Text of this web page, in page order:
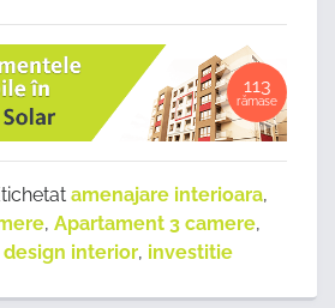
113
rămase
amenajare interioara,
, Apartament 3 camere,
design interior, investitie